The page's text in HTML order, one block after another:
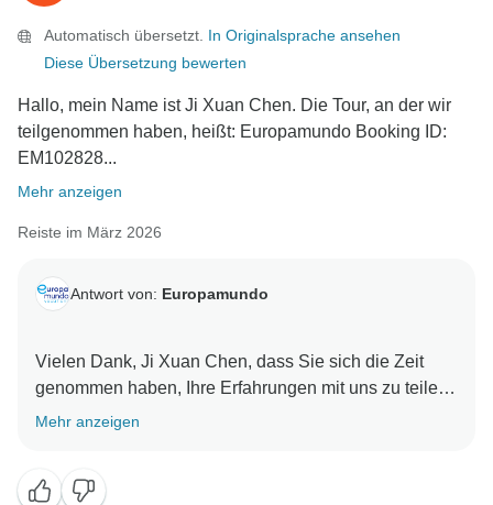
Automatisch übersetzt. In Originalsprache ansehen
Diese Übersetzung bewerten
Hallo, mein Name ist Ji Xuan Chen. Die Tour, an der wir
teilgenommen haben, heißt: Europamundo Booking ID:
EM102828...
Mehr anzeigen
Reiste im März 2026
Antwort von: Europamundo
Vielen Dank, Ji Xuan Chen, dass Sie sich die Zeit
genommen haben, Ihre Erfahrungen mit uns zu teilen.
Es tut uns aufrichtig leid zu erfahren, wie enttäuscht
Sie sich für diese Reise entschieden haben.
Mehr anzeigen